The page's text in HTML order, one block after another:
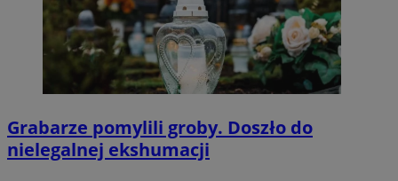
Grabarze pomylili groby. Doszło do
nielegalnej ekshumacji